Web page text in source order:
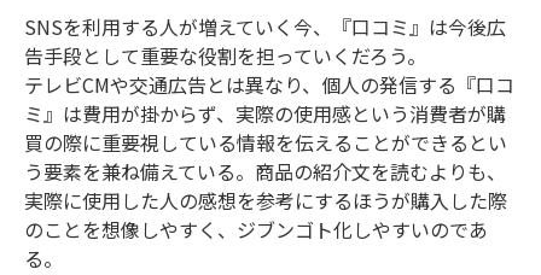
SNSを利用する人が増えていく今、『口コミ』は今後広
告手段として重要な役割を担っていくだろう。
テレビCMや交通広告とは異なり、個人の発信する『口コ
ミ』は費用が掛からず、実際の使用感という消費者が購
買の際に重要視している情報を伝えることができるとい
う要素を兼ね備えている。商品の紹介文を読むよりも、
実際に使用した人の感想を参考にするほうが購入した際
のことを想像しやすく、ジブンゴト化しやすいのであ
る。